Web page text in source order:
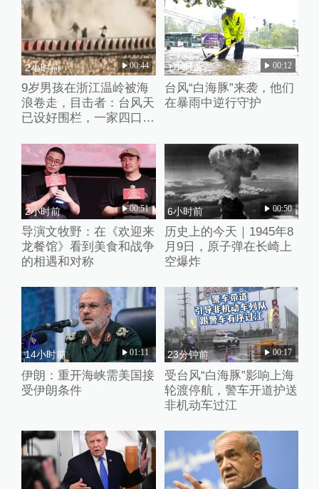
2小时前 00:44
9岁男孩在浙江温岭被海
浪卷走，目击者：台风天
已设好围栏，一家四口翻
1小时前 00:12
台风“白海豚”来袭，他们
在暴雨中逆行守护
2小时前 00:51
导演文牧野：在《欢迎来
龙餐馆》看到美食和战争
的相遇和对称
6小时前 00:50
历史上的今天｜1945年8
月9日，原子弹在长崎上
空爆炸
14小时前 01:11
伊朗：重开海峡需美国接
受伊朗条件
23分钟前 00:17
受台风“白海豚”影响上海
轮渡停航，警车开道护送
非机动车过江